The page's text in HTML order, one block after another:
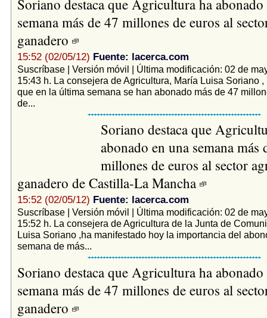
Soriano destaca que Agricultura ha abonado
semana más de 47 millones de euros al
ganadero
15:52 (02/05/12) Fuente: lacerca.com
Suscríbase | Versión móvil | Última modificación: 02 de
15:43 h. La consejera de Agricultura, María Luisa Soriano
que en la última semana se han abonado más de 47
de...
Soriano destaca que
abonado en una semana más
millones de euros al sector
ganadero de Castilla-La Mancha
15:52 (02/05/12) Fuente: lacerca.com
Suscríbase | Versión móvil | Última modificación: 02 de
15:52 h. La consejera de Agricultura de la Junta de
Luisa Soriano ,ha manifestado hoy la importancia del
semana de más...
Soriano destaca que Agricultura ha abonado
semana más de 47 millones de euros al
ganadero